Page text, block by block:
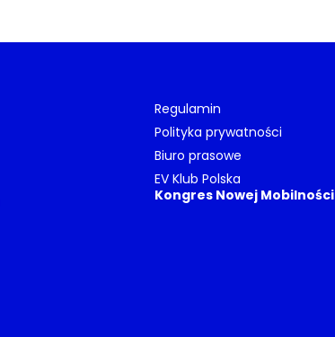
Regulamin
Polityka prywatności
Biuro prasowe
EV Klub Polska
Kongres Nowej Mobilności